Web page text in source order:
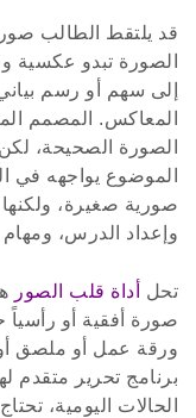
قد يلتقط الطالب
الصورة تبدو عكسية
إلى سهم أو رسم
المعاكس. المصمم
الصورة الصحيحة،
الموضوع يواجهه في
صورية صغيرة،
وإعداد الدرس،
تحل أداة قلب الصور
صورة أفقية أو
ورقة عمل أو ملصق أو
برنامج تحرير متقدم
الحالات اليومية،